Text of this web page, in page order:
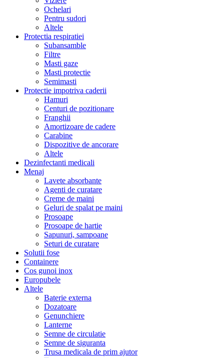
Ochelari
Pentru sudori
Altele
Protectia respiratiei
Subansamble
Filtre
Masti gaze
Masti protectie
Semimasti
Protectie impotriva caderii
Hamuri
Centuri de pozitionare
Franghii
Amortizoare de cadere
Carabine
Dispozitive de ancorare
Altele
Dezinfectanti medicali
Menaj
Lavete absorbante
Agenti de curatare
Creme de maini
Geluri de spalat pe maini
Prosoape
Prosoape de hartie
Sapunuri, sampoane
Seturi de curatare
Solutii fose
Containere
Cos gunoi inox
Europubele
Altele
Baterie externa
Dozatoare
Genunchiere
Lanterne
Semne de circulatie
Semne de siguranta
Trusa medicala de prim ajutor